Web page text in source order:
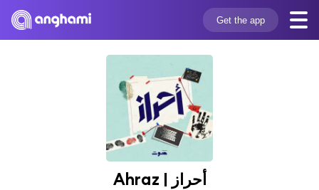
Get the app
Ahraz | أحراز